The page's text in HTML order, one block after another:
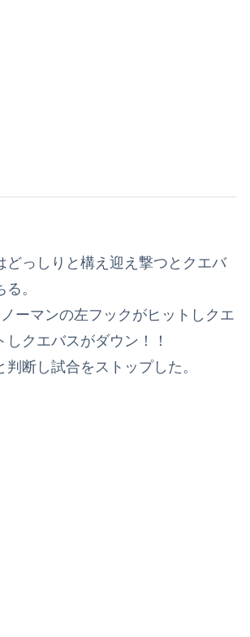
っしりと構え迎え撃つとクエバ
。
ーマンの左フックがヒットしクエ
クエバスがダウン！！
断し試合をストップした。